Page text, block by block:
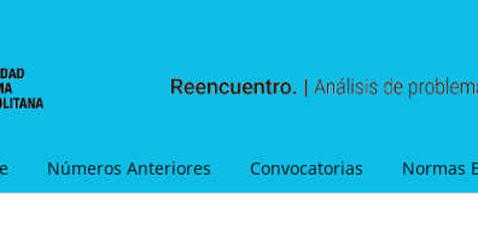
Números Anteriores Convocatorias Normas